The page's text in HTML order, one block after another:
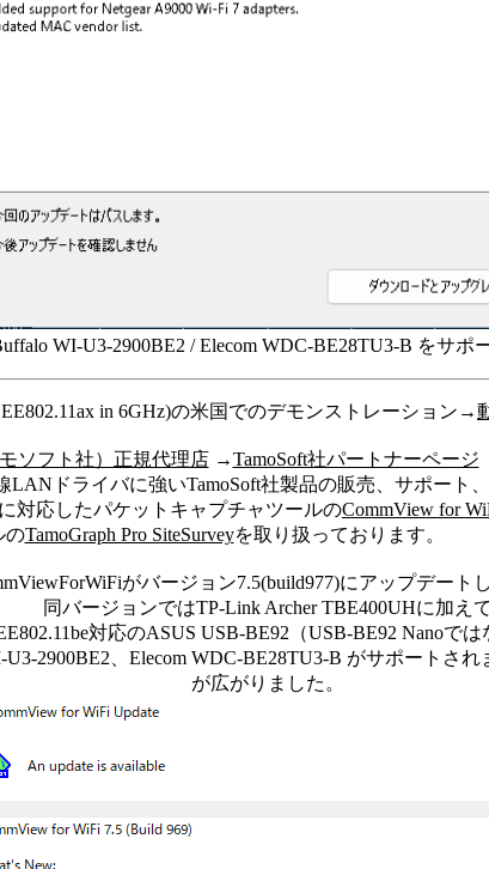
WI-U3-2900BE2 / Elecom WDC-BE28TU3-B をサポ
in 6GHz)の米国でのデモンストレーション→
ソフト社）正規代理店→TamoSoft社パートナーページ
LANドライバに強いTamoSoft社製品の販売、サポート
対応したパケットキャプチャツールのCommView for
のTamoGraph Pro SiteSurveyを取り扱っております。
がバージョン7.5(build977)にアップデート
同バージョンではTP-Link Archer TBE400UHに加えて
対応のASUS USB-BE92（USB-BE92 Nanoでは
2900BE2、Elecom WDC-BE28TU3-B がサポートさ
が広がりました。